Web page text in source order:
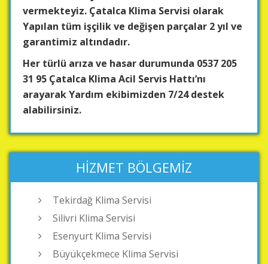
vermekteyiz. Çatalca Klima Servisi olarak
Yapılan tüm işçilik ve değişen parçalar 2 yıl ve
garantimiz altındadır.
Her türlü arıza ve hasar durumunda 0537 205
31 95 Çatalca Klima Acil Servis Hattı’nı
arayarak Yardım ekibimizden 7/24 destek
alabilirsiniz.
HIZMET BÖLGEMIZ
Tekirdağ Klima Servisi
Silivri Klima Servisi
Esenyurt Klima Servisi
Büyükçekmece Klima Servisi